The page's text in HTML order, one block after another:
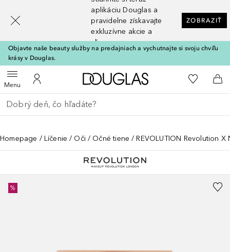
aplikáciu Douglas a
pravidelne získavajte
exkluzívne akcie a
zľavy
ZOBRAZIŤ
Objavte naše beauty služby na predajniach a vychutnajte si svoju chvíľu
krásy v Douglas.
MenuOtvoriť menuDo môjho účtu
Domov Do môjho
Do
Choď späť
Vykonajte vyhľadávanie
Homepage Líčenie Oči Očné tiene REVOLUTION Revolution
%
[navigation.slideout.screenreader]